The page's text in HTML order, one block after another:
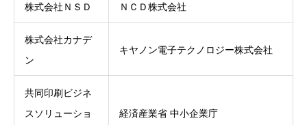
株式会社ＮＳＤ ＮＣＤ株式会社
株式会社カナデ
ン
キヤノン電子テクノロジー株式会社
共同印刷ビジネ
スソリューショ
経済産業省 中小企業庁